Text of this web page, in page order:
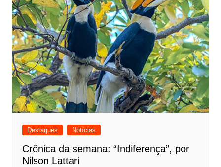
Destaques Notícias
Crônica da semana: “Indiferença”, por
Nilson Lattari